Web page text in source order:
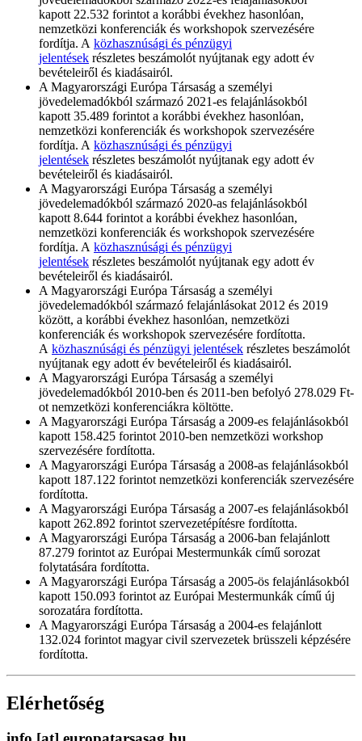
kapott 22.532 forintot a korábbi évekhez hasonlóan,
nemzetközi konferenciák és workshopok szervezésére
fordítja. A közhasznúsági és pénzügyi
jelentések részletes beszámolót nyújtanak egy adott év
bevételeiről és kiadásairól.
A Magyarországi Európa Társaság a személyi
jövedelemadókból származó 2021-es felajánlásokból
kapott 35.489 forintot a korábbi évekhez hasonlóan,
nemzetközi konferenciák és workshopok szervezésére
fordítja. A közhasznúsági és pénzügyi
jelentések részletes beszámolót nyújtanak egy adott év
bevételeiről és kiadásairól.
A Magyarországi Európa Társaság a személyi
jövedelemadókból származó 2020-as felajánlásokból
kapott 8.644 forintot a korábbi évekhez hasonlóan,
nemzetközi konferenciák és workshopok szervezésére
fordítja. A közhasznúsági és pénzügyi
jelentések részletes beszámolót nyújtanak egy adott év
bevételeiről és kiadásairól.
A Magyarországi Európa Társaság a személyi
jövedelemadókból származó felajánlásokat 2012 és 2019
között, a korábbi évekhez hasonlóan, nemzetközi
konferenciák és workshopok szervezésére fordította.
A közhasznúsági és pénzügyi jelentések részletes beszámolót
nyújtanak egy adott év bevételeiről és kiadásairól.
A Magyarországi Európa Társaság a személyi
jövedelemadókból 2010-ben és 2011-ben befolyó 278.029 Ft-
ot nemzetközi konferenciákra költötte.
A Magyarországi Európa Társaság a 2009-es felajánlásokból
kapott 158.425 forintot 2010-ben nemzetközi workshop
szervezésére fordította.
A Magyarországi Európa Társaság a 2008-as felajánlásokból
kapott 187.122 forintot nemzetközi konferenciák szervezésére
fordította.
A Magyarországi Európa Társaság a 2007-es felajánlásokból
kapott 262.892 forintot szervezetépítésre fordította.
A Magyarországi Európa Társaság a 2006-ban felajánlott
87.279 forintot az Európai Mestermunkák című sorozat
folytatására fordította.
A Magyarországi Európa Társaság a 2005-ös felajánlásokból
kapott 150.093 forintot az Európai Mestermunkák című új
sorozatára fordította.
A Magyarországi Európa Társaság a 2004-es felajánlott
132.024 forintot magyar civil szervezetek brüsszeli képzésére
fordította.
Elérhetőség